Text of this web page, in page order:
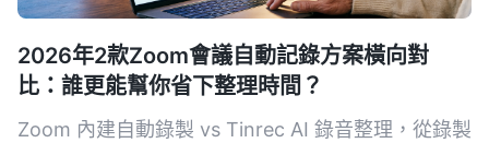
2026年2款Zoom會議自動記錄方案橫向對
比：誰更能幫你省下整理時間？
Zoom 內建自動錄製 vs Tinrec AI 錄音整理，從錄製